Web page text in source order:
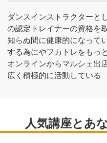
ダンスインストラクターと
の認定トレイナーの資格を
知らぬ間に健康的になって
する為にやフカトレをもっ
オンラインからマルシェ出
広く積極的に活動している